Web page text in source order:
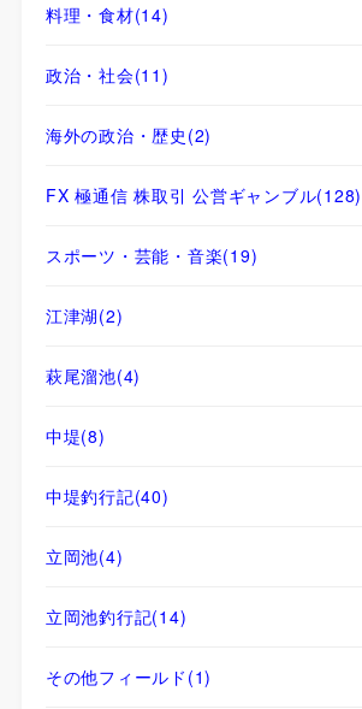
料理・食材(14)
政治・社会(11)
海外の政治・歴史 (2)
FX 極通信 株取引 公営ギャンブル(128)
スポーツ・芸能・音楽(19)
江津湖(2)
萩尾溜池(4)
中堤(8)
中堤釣行記(40)
立岡池(4)
立岡池釣行記(14)
その他フィールド (1)